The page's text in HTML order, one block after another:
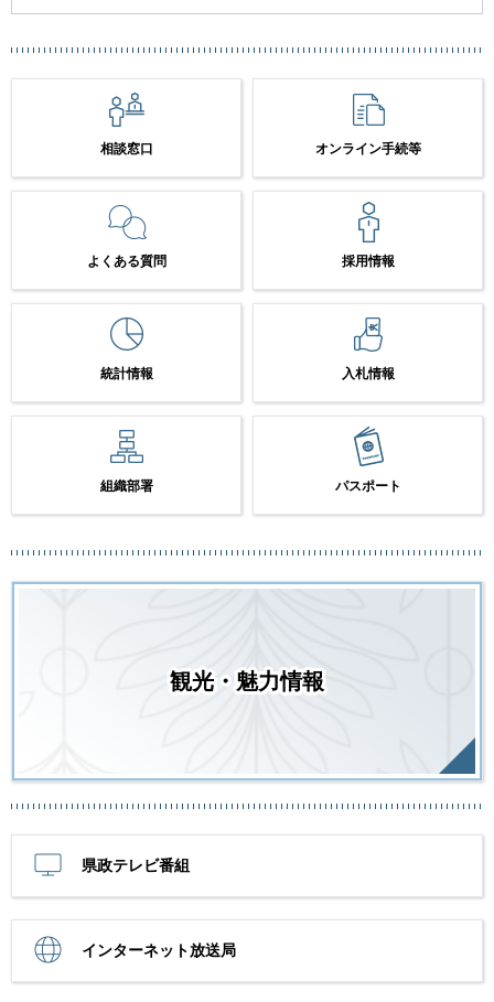
相談窓口 オンライン手続等
よくある質問 採用情報
統計情報 入札情報
組織部署 パスポート
観光・魅力情報
県政テレビ番組
インターネット放送局